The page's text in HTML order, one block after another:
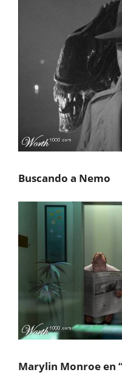
Buscando a Nemo
Marylin Monroe en